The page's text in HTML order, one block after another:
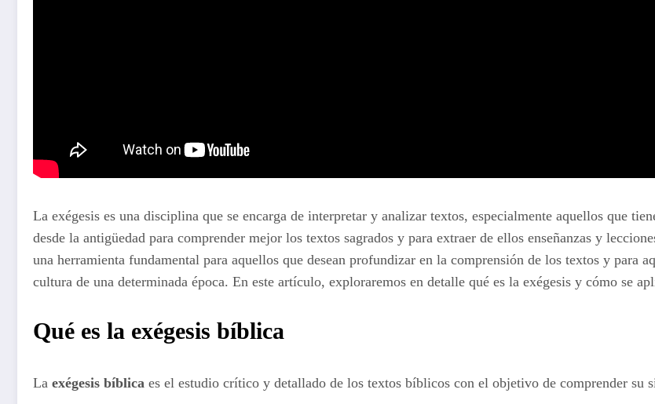
La exégesis es una disciplina que se encarga de interpretar y analizar textos, especialmente aquellos que
desde la antigüedad para comprender mejor los textos sagrados y para extraer de ellos enseñanzas y
una herramienta fundamental para aquellos que desean profundizar en la comprensión de los textos y para
cultura de una determinada época. En este artículo, exploraremos en detalle qué es la exégesis y cómo se
Qué es la exégesis bíblica
La exégesis bíblica es el estudio crítico y detallado de los textos bíblicos con el objetivo de comprender